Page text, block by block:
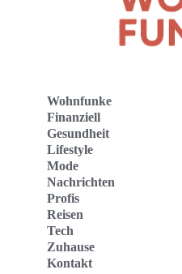
Wohnfunke
Finanziell
Gesundheit
Lifestyle
Mode
Nachrichten
Profis
Reisen
Tech
Zuhause
Kontakt